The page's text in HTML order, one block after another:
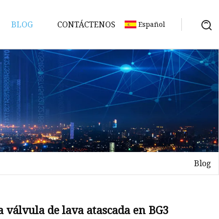
BLOG CONTÁCTENOS Español
Blog
de lava atascada en BG3